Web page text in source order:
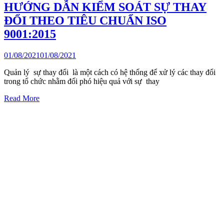
HƯỚNG DẪN KIỂM SOÁT SỰ THAY
ĐỔI THEO TIÊU CHUẨN ISO
9001:2015
01/08/202101/08/2021
Quản lý sự thay đổi là một cách có hệ thống để xử lý các thay đổi
trong tổ chức nhằm đối phó hiệu quả với sự thay
Read More